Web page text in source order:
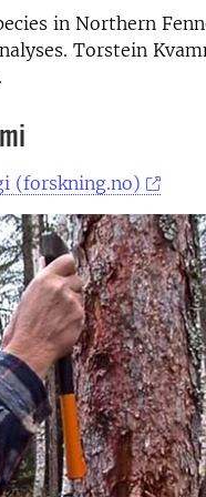
in Northern
Torstein
(forskning.no)